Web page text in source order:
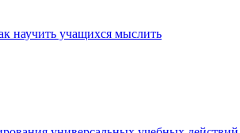
научить учащихся мыслить